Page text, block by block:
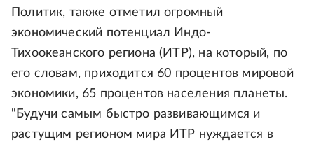
Политик, также отметил огромный
экономический потенциал Индо-
Тихоокеанского региона (ИТР), на который, по
его словам, приходится 60 процентов мировой
экономики, 65 процентов населения планеты.
"Будучи самым быстро развивающимся и
растущим регионом мира ИТР нуждается в